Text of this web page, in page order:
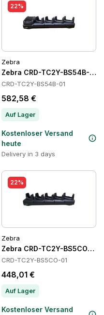
Batteries
22%
Zebra
Zebra CRD-TC2Y-BS54B-01
CRD-TC2Y-BS54B-01
582,58 €
Auf Lager
Kostenloser Versand
heute
Delivery in 3 days
22%
Zebra
Zebra CRD-TC2Y-BS5CO-01
CRD-TC2Y-BS5CO-01
448,01 €
Auf Lager
Kostenloser Versand